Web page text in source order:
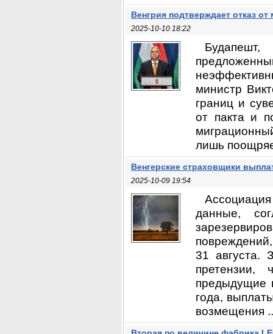
Венгрия подтверждает отказ
2025-10-10 18:22
министр
границ и
от пакта и
лишь
Венгерские страховщики
2025-10-09 19:54
данные,
31 августа.
предыдущие
года,
возмещения